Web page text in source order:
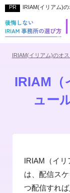
IRIAM(イリアム)
IRIAM(イリアム)のオ
IRIAM（
ュー
IRIAM（イリ
は、配信ス
つ配信すれ